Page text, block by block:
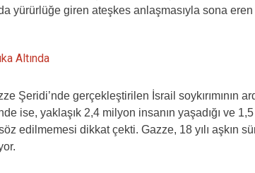
yürürlüğe giren ateşkes anlaşmasıyla sona eren
Altında
Şeridi’nde gerçekleştirilen İsrail soykırımının
ise, yaklaşık 2,4 milyon insanın yaşadığı ve
edilmemesi dikkat çekti. Gazze, 18 yılı aşkın